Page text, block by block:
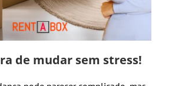
de mudar sem stress!